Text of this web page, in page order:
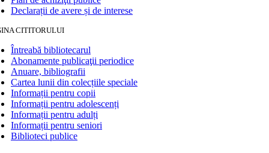
Declarații de avere și de interese
CITITORULUI
Întreabă bibliotecarul
Abonamente publicaţii periodice
Anuare, bibliografii
Cartea lunii din colecțiile speciale
Informații pentru copii
Informații pentru adolescenți
Informații pentru adulți
Informații pentru seniori
Biblioteci publice